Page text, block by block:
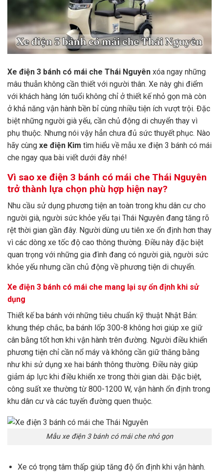
Xe điện 3 bánh có mái che Thái Nguyên xóa ngay những
mâu thuẫn không cần thiết với người thân. Xe này ghi điểm
với khách hàng lớn tuổi không chỉ ở thiết kế nhỏ gọn mà còn
ở khả năng vận hành bền bỉ cùng nhiều tiện ích vượt trội. Đặc
biệt những người già yếu, cần chủ động di chuyển thay vì
phụ thuộc. Nhưng nói vậy hẳn chưa đủ sức thuyết phục. Nào
hãy cùng xe điện Kim tìm hiểu về mẫu xe điện 3 bánh có mái
che ngay qua bài viết dưới đây nhé!
Vì sao xe điện 3 bánh có mái che Thái Nguyên
trở thành lựa chọn phù hợp hiện nay?
Nhu cầu sử dụng phương tiện an toàn trong khu dân cư cho
người già, người sức khỏe yếu tại Thái Nguyên đang tăng rõ
rệt thời gian gần đây. Người dùng ưu tiên xe ổn định hơn thay
vì các dòng xe tốc độ cao thông thường. Điều này đặc biệt
quan trọng với những gia đình đang có người già, người sức
khỏe yếu nhưng cần chủ động về phương tiện di chuyển.
Xe điện 3 bánh có mái che mang lại sự ổn định khi sử
dụng
Thiết kế ba bánh với những tiêu chuẩn kỹ thuật Nhật Bản:
khung thép chắc, ba bánh lốp 300-8 không hơi giúp xe giữ
cân bằng tốt hơn khi vận hành trên đường. Người điều khiển
phương tiện chỉ cần nổ máy và không cần giữ thăng bằng
như khi sử dụng xe hai bánh thông thường. Điều này giúp
giảm áp lực khi điều khiển xe trong thời gian dài. Đặc biệt,
công suất xe thường từ 800-1200 W, vận hành ổn định trong
khu dân cư và các tuyến đường quen thuộc.
Mẫu xe điện 3 bánh có mái che nhỏ gọn
Xe có trọng tâm thấp giúp tăng độ ổn định khi vận hành.